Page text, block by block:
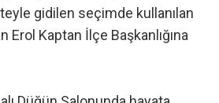
gidilen seçimde kullanılan
Erol Kaptan İlçe Başkanlığına